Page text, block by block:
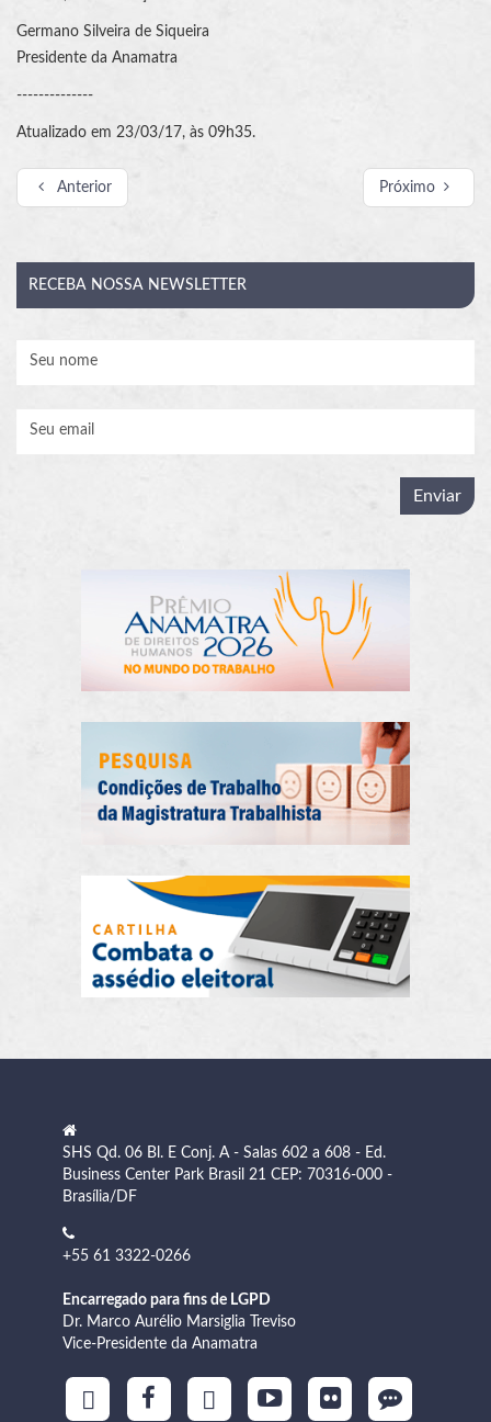
Germano Silveira de Siqueira
Presidente da Anamatra
--------------
Atualizado em 23/03/17, às 09h35.
Anterior Próximo
RECEBA NOSSA NEWSLETTER
SHS Qd. 06 Bl. E Conj. A - Salas 602 a 608 - Ed.
Business Center Park Brasil 21 CEP: 70316-000 -
Brasília/DF
+55 61 3322-0266
Encarregado para fins de LGPD
Dr. Marco Aurélio Marsiglia Treviso
Vice-Presidente da Anamatra